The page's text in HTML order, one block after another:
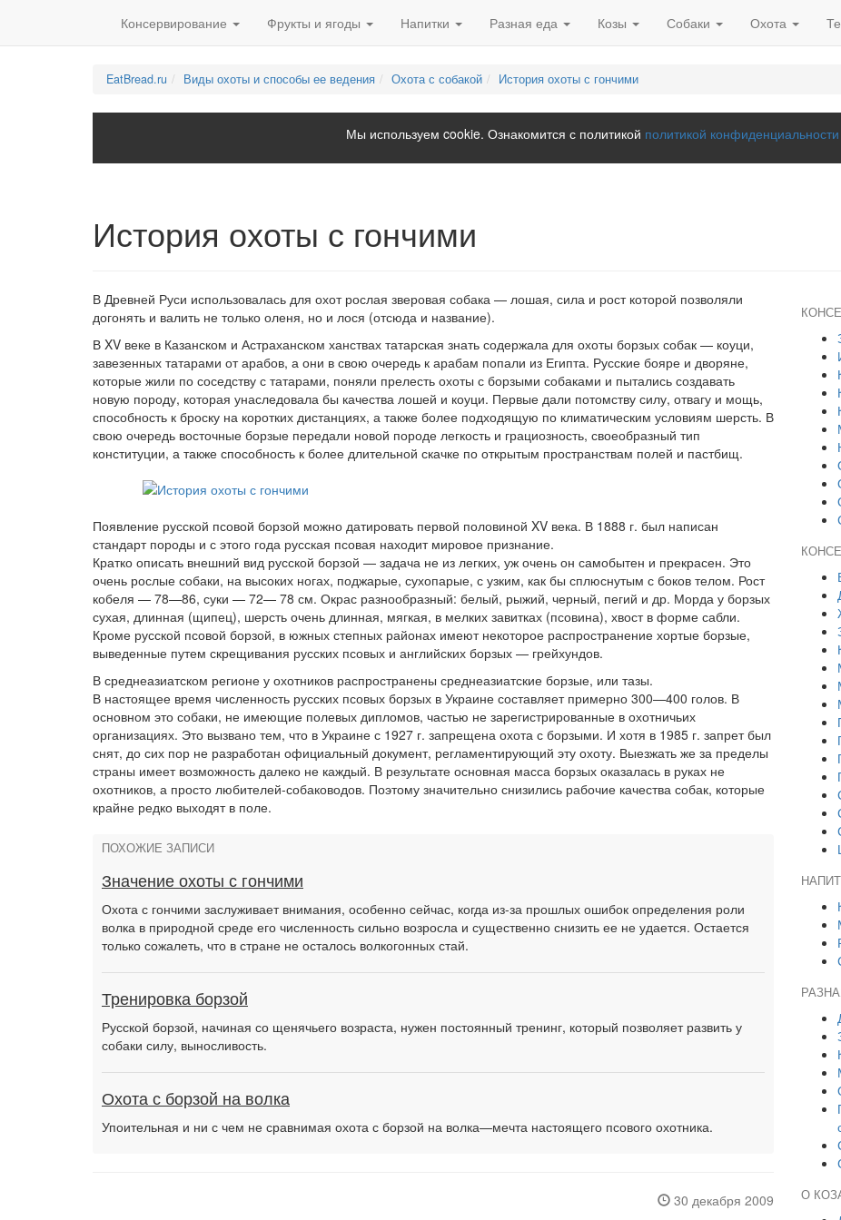
Консервирование Фрукты и ягоды Напитки Разная еда Козы Собаки Охота
EatBread.ru Виды охоты и способы ее ведения Охота с собакой История охоты с гончими
Мы используем cookie. Ознакомится с политикой политикой конфиденциальности
История охоты с гончими
В Древней Руси использовалась для охот рослая зверовая собака — лошая, сила и рост которой позволяли
догонять и валить не только оленя, но и лося (отсюда и название).
В XV веке в Казанском и Астраханском ханствах татарская знать содержала для охоты борзых собак — коуци,
завезенных татарами от арабов, а они в свою очередь к арабам попали из Египта. Русские бояре и дворяне,
которые жили по соседству с татарами, поняли прелесть охоты с борзыми собаками и пытались создавать
новую породу, которая унаследовала бы качества лошей и коуци. Первые дали потомству силу, отвагу и мощь,
способность к броску на коротких дистанциях, а также более подходящую по климатическим условиям шерсть. В
свою очередь восточные борзые передали новой породе легкость и грациозность, своеобразный тип
конституции, а также способность к более длительной скачке по открытым пространствам полей и пастбищ.
Появление русской псовой борзой можно датировать первой половиной XV века. В 1888 г. был написан
стандарт породы и с этого года русская псовая находит мировое признание.
Кратко описать внешний вид русской борзой — задача не из легких, уж очень он самобытен и прекрасен. Это
очень рослые собаки, на высоких ногах, поджарые, сухопарые, с узким, как бы сплюснутым с боков телом. Рост
кобеля — 78—86, суки — 72— 78 см. Окрас разнообразный: белый, рыжий, черный, пегий и др. Морда у борзых
сухая, длинная (щипец), шерсть очень длинная, мягкая, в мелких завитках (псовина), хвост в форме сабли.
Кроме русской псовой борзой, в южных степных районах имеют некоторое распространение хортые борзые,
выведенные путем скрещивания русских псовых и английских борзых — грейхундов.
В среднеазиатском регионе у охотников распространены среднеазиатские борзые, или тазы.
В настоящее время численность русских псовых борзых в Украине составляет примерно 300—400 голов. В
основном это собаки, не имеющие полевых дипломов, частью не зарегистрированные в охотничьих
организациях. Это вызвано тем, что в Украине с 1927 г. запрещена охота с борзыми. И хотя в 1985 г. запрет был
снят, до сих пор не разработан официальный документ, регламентирующий эту охоту. Выезжать же за пределы
страны имеет возможность далеко не каждый. В результате основная масса борзых оказалась в руках не
охотников, а просто любителей-собаководов. Поэтому значительно снизились рабочие качества собак, которые
крайне редко выходят в поле.
ПОХОЖИЕ ЗАПИСИ
Значение охоты с гончими
Охота с гончими заслуживает внимания, особенно сейчас, когда из-за прошлых ошибок определения роли
волка в природной среде его численность сильно возросла и существенно снизить ее не удается. Остается
только сожалеть, что в стране не осталось волкогонных стай.
Тренировка борзой
Русской борзой, начиная со щенячьего возраста, нужен постоянный тренинг, который позволяет развить у
собаки силу, выносливость.
Охота с борзой на волка
Упоительная и ни с чем не сравнимая охота с борзой на волка—мечта настоящего псового охотника.
30 декабря 2009 О